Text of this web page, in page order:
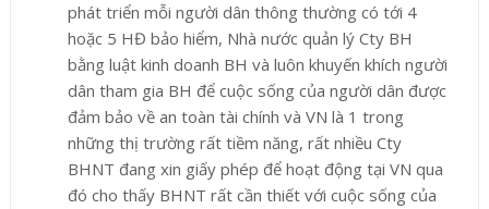
phát triển mỗi người dân thông thường có tới 4
hoặc 5 HĐ bảo hiểm, Nhà nước quản lý Cty BH
bằng luật kinh doanh BH và luôn khuyến khích người
dân tham gia BH để cuộc sống của người dân được
đảm bảo về an toàn tài chính và VN là 1 trong
những thị trường rất tiềm năng, rất nhiều Cty
BHNT đang xin giấy phép để hoạt động tại VN qua
đó cho thấy BHNT rất cần thiết với cuộc sống của